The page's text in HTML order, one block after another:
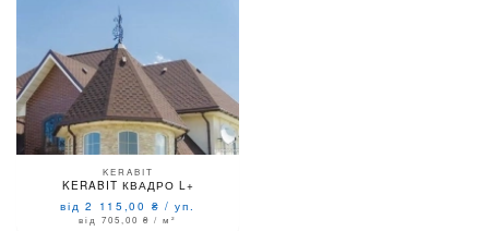
KERABIT
KERABIT КВАДРО L+
від 2 115,00 ₴ / уп.
від 705,00 ₴ / м²